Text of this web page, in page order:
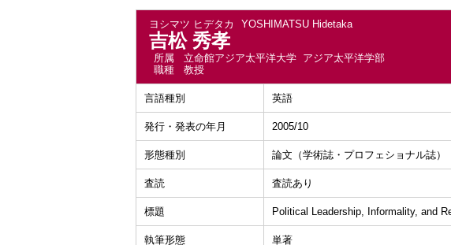
ヨシマツ ヒデタカ YOSHIMATSU Hidetaka
吉松 秀孝
所属
立命館アジア太平洋大学 アジア太平洋学部
職種
教授
言語種別 英語
発行・発表の年月 2005/10
形態種別 論文（学術誌・プロフェショナル誌）
査読 査読あり
標題 Political Leadership, Informality, and
執筆形態 単著